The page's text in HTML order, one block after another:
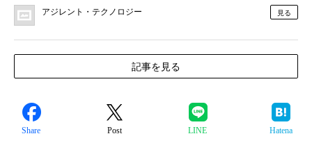
アジレント・テクノロジー 見る
記事を見る
Share Post LINE Hatena